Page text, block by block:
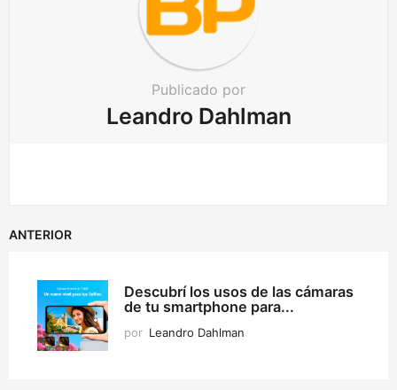
Publicado por
Leandro Dahlman
ANTERIOR
Descubrí los usos de las cámaras
de tu smartphone para...
por Leandro Dahlman